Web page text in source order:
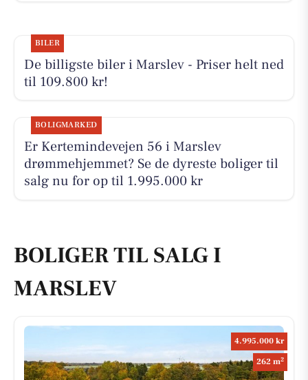
BILER
De billigste biler i Marslev - Priser helt ned
til 109.800 kr!
BOLIGMARKED
Er Kertemindevejen 56 i Marslev
drømmehjemmet? Se de dyreste boliger til
salg nu for op til 1.995.000 kr
BOLIGER TIL SALG I
MARSLEV
4.995.000 kr
262 m2